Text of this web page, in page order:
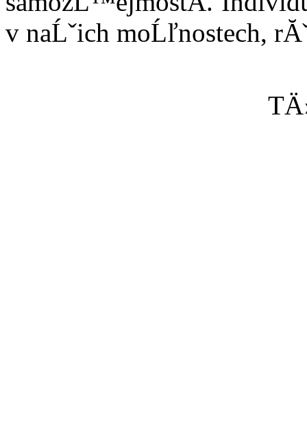
v naĹˇich moĹľnostech,